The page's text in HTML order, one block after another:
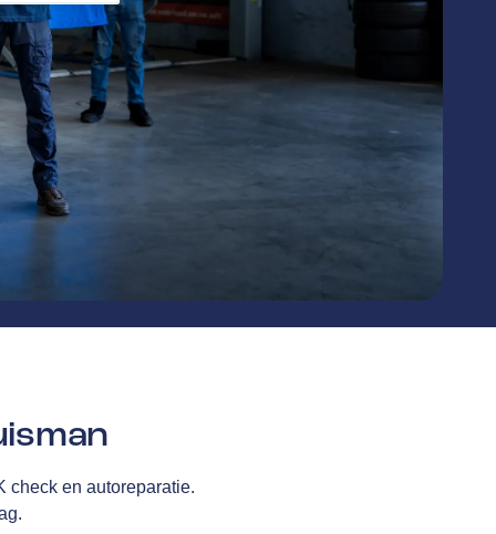
check en autoreparatie.